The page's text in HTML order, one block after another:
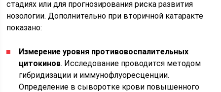
стадиях или для прогнозирования риска развития
нозологии. Дополнительно при вторичной катаракте
показано:
Измерение уровня противовоспалительных
цитокинов. Исследование проводится методом
гибридизации и иммунофлуоресценции.
Определение в сыворотке крови повышенного